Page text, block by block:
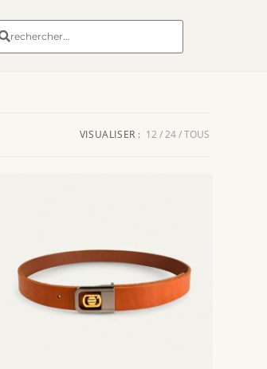
VISUALISER : 12 24 TOUS